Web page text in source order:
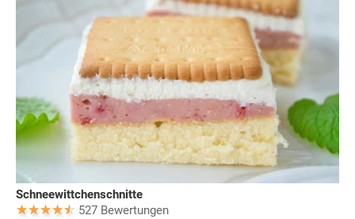
Schneewittchenschnitte
527 Bewertungen